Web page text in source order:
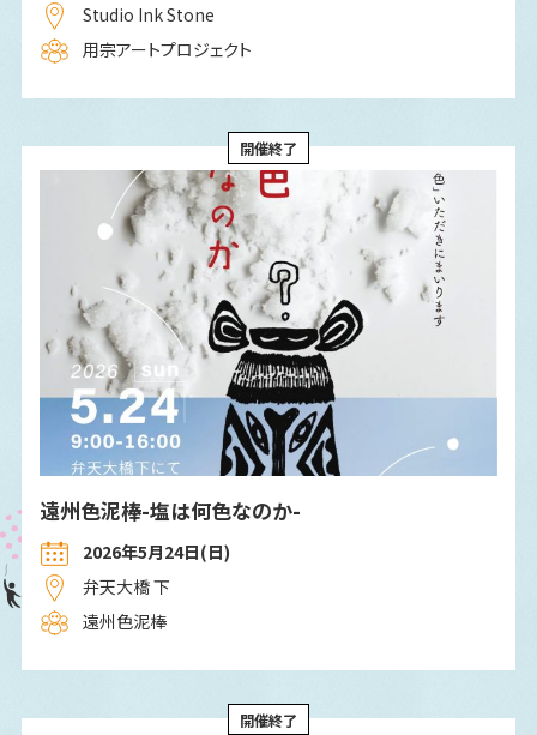
Studio Ink Stone
用宗アートプロジェクト
開催終了
遠州色泥棒-塩は何色なのか-
2026年5月24日(日)
弁天大橋 下
遠州色泥棒
開催終了